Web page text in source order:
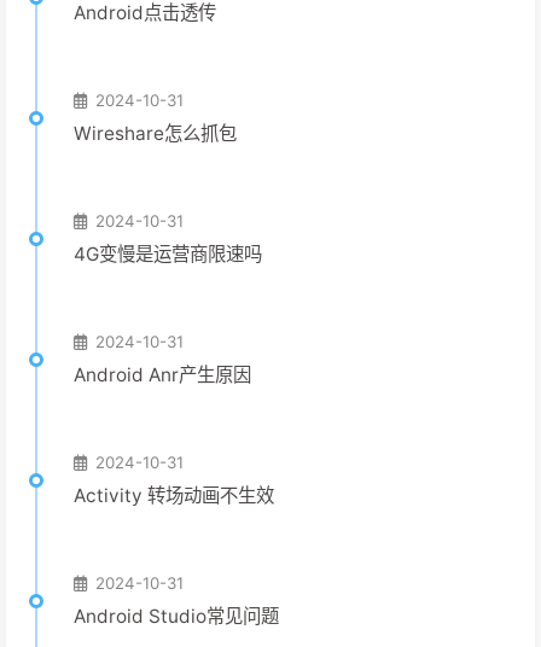
Android点击透传
2024-10-31
Wireshare怎么抓包
2024-10-31
4G变慢是运营商限速吗
2024-10-31
Android Anr产生原因
2024-10-31
Activity 转场动画不生效
2024-10-31
Android Studio常见问题